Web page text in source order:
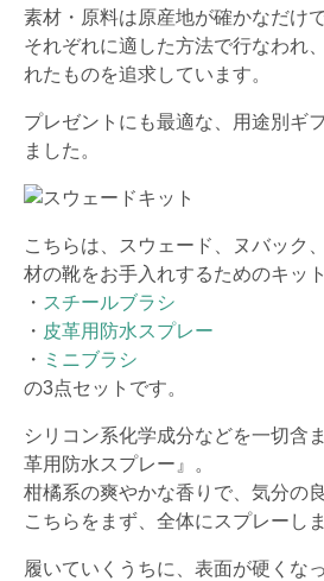
素材・原料は原産地が確かなだけ
それぞれに適した方法で行なわれ
れたものを追求しています。
プレゼントにも最適な、用途別ギ
ました。
こちらは、スウェード、ヌバック
材の靴をお手入れするためのキット
・ スチールブラシ
・ 皮革用防水スプレー
・ ミニブラシ
の3点セットです。
シリコン系化学成分などを一切含
革用防水スプレー』。
柑橘系の爽やかな香りで、気分の
こちらをまず、全体にスプレーしま
履いていくうちに、表面が硬くな